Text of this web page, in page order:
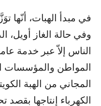
في مبدأ الهبات، أنّها
وفي حالة الغاز أويل،
الناس إلاّ عبر خدمة
المواطن والمؤسسات
المجاني من الهبة
الكهرباء إنتاجها